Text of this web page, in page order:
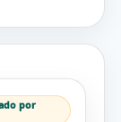
por